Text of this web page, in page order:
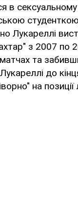
в сексуальному
Лукареллі
з 2007 по
та
до
на позиції